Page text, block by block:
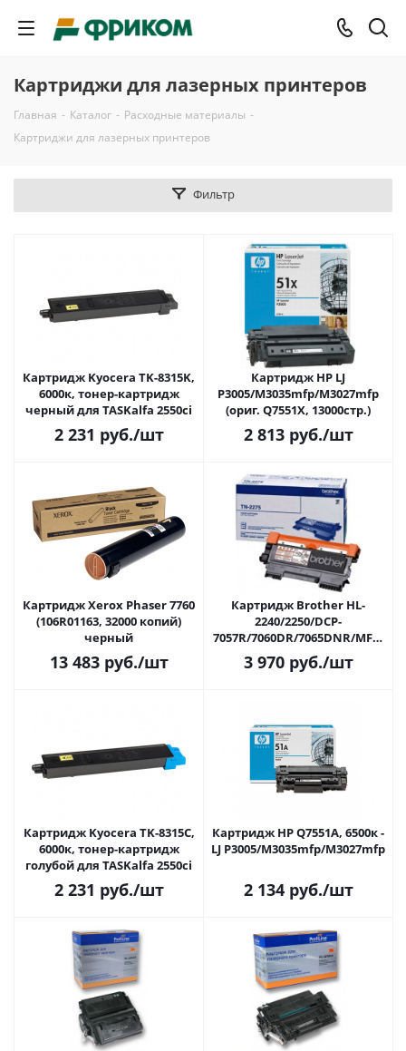
Картриджи для лазерных принтеров
Главная - Каталог - Расходные материалы -
Картриджи для лазерных принтеров
Фильтр
Картридж Kyocera TK-8315K,
6000к, тонер-картридж
черный для TASKalfa 2550ci
2 231 руб./шт
Картридж HP LJ
P3005/M3035mfp/M3027mfp
(ориг. Q7551X, 13000стр.)
2 813руб./шт
Картридж Xerox Phaser 7760
(106R01163, 32000 копий)
черный
13 483руб./шт
Картридж Brother HL-
2240/2250/DCP-
7057R/7060DR/7065DNR/MFC-
7360NR (ориг.TN-2275,
2600стр.)
3 970руб./шт
Картридж Kyocera TK-8315C,
6000к, тонер-картридж
голубой для TASKalfa 2550ci
2 231 руб./шт
Картридж HP Q7551A, 6500к -
LJ P3005/M3035mfp/M3027mfp
2 134руб./шт